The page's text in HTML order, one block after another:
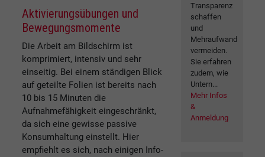
Aktivierungsübungen und
Bewegungsmomente
Die Arbeit am Bildschirm ist
komprimiert, intensiv und sehr
einseitig. Bei einem ständigen Blick
auf geteilte Folien ist bereits nach
10 bis 15 Minuten die
Aufnahmefähigkeit eingeschränkt,
da sich eine gewisse passive
Konsumhaltung einstellt. Hier
empfiehlt es sich, nach einigen Info-
Transparenz
schaffen
und
Mehraufwand
vermeiden.
Sie erfahren
zudem, wie
Untern...
Mehr Infos
&
Anmeldung